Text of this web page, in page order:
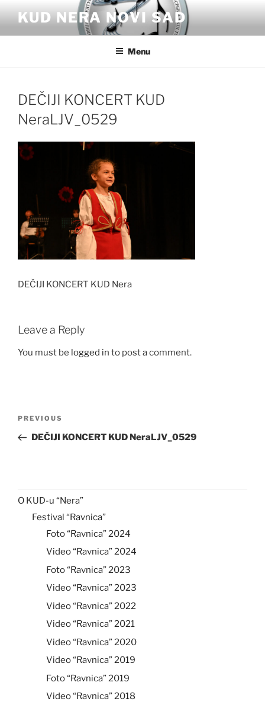
content
KUD NERA NOVI SAD
Menu
DEČIJI KONCERT KUD
NeraLJV_0529
DEČIJI KONCERT KUD Nera
Leave a Reply
You must be logged in to post a comment.
navigation
Previous
Post
PREVIOUS
DEČIJI KONCERT KUD NeraLJV_0529
O KUD-u “Nera”
Festival “Ravnica”
Foto “Ravnica” 2024
Video “Ravnica” 2024
Foto “Ravnica” 2023
Video “Ravnica” 2023
Video “Ravnica” 2022
Video “Ravnica” 2021
Video “Ravnica” 2020
Video “Ravnica” 2019
Foto “Ravnica” 2019
Video “Ravnica” 2018